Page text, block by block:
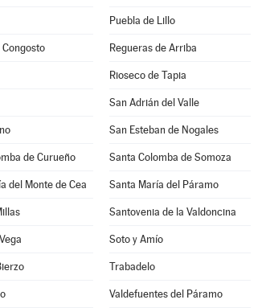
Puebla de Lillo
Regueras de Arriba
Rioseco de Tapia
San Adrián del Valle
San Esteban de Nogales
de Curueño Santa Colomba de Somoza
del Monte de Cea Santa María del Páramo
Santovenia de la Valdoncina
Soto y Amío
Trabadelo
Valdefuentes del Páramo